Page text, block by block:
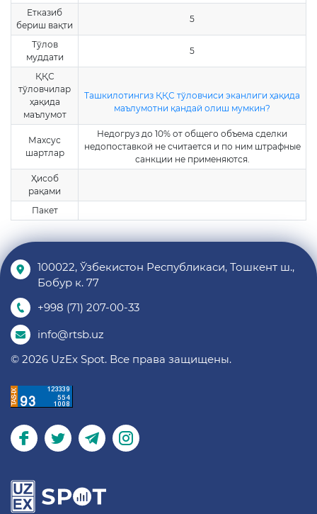
Етказиб
бериш вақти
5
Тўлов
муддати
5
ҚҚС
тўловчилар
ҳақида
маълумот
Ташкилотингиз ҚҚС тўловчиси эканлиги ҳақида
маълумотни қандай олиш мумкин?
Махсус
шартлар
Недогруз до 10% от общего объема сделки
недопоставкой не считается и по ним штрафные
санкции не применяются.
Ҳисоб
рақами
Пакет
100022, Ўзбекистон Республикаси, Тошкент ш.,
Бобур к. 77
+998 (71) 207-00-33
info@rtsb.uz
© 2026 UzEx Spot. Все права защищены.